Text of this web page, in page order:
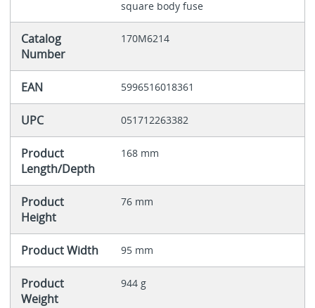
square body fuse
Catalog
Number
170M6214
EAN 5996516018361
UPC 051712263382
Product
Length/Depth
168 mm
Product
Height
76 mm
Product Width 95 mm
Product
Weight
944 g